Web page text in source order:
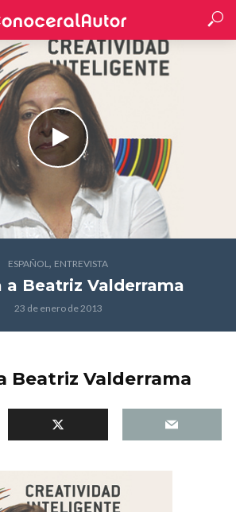
ESPAÑOL, ENTREVISTA
a Beatriz Valderrama
23 de enero de 2013
Beatriz Valderrama